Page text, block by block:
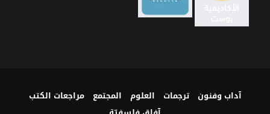
آداب وفنون ترجمات العلوم المجتمع
مراجعات الكتب